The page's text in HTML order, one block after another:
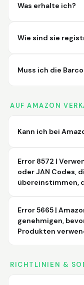
Was erhalte ich?
Wie sind sie
Muss ich die
AUF AMAZON
Kann ich bei
Error 8572 |
oder JAN Codes,
übereinstimmen,
Error 5665 |
genehmigen,
Produkten
RICHTLINIEN &